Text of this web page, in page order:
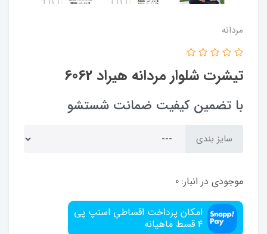
مردانه
تیشرت شلوار مردانه هیراد 6062
با تضمین کیفیت ضمانت شستشو
سایز بندی
موجودی در انبار: 0
امکان پرداخت اقساطیِ اسنپ پی
۴ قسط ماهیانه